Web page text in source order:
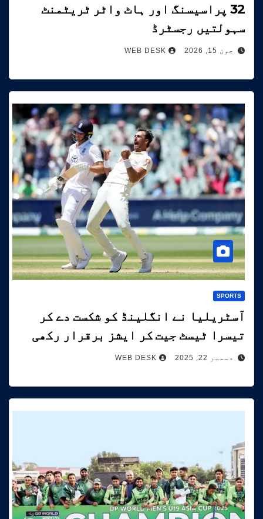
32 پراسیسنگ اور ہاٹ واٹر ٹریٹمنٹ
سہولتیں رجسٹرڈ
جون 15, 2026 WEB DESK
SPORTS
آسٹریلیا نے انگلینڈ کو شکست دے کر
تیسرا ٹیسٹ جیت کر ایشز برقرار رکھی
دسمبر 22, 2025 WEB DESK